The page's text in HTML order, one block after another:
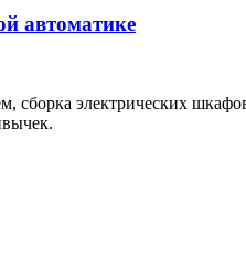
автоматике
электрических